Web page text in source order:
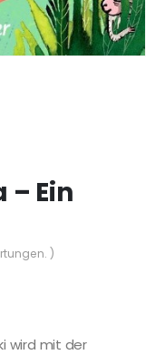
– Ein
)
wird mit der